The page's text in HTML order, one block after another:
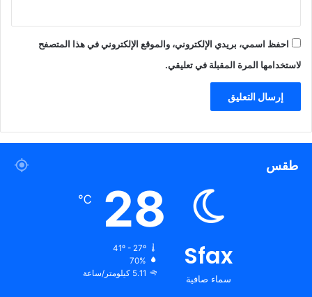
احفظ اسمي، بريدي الإلكتروني، والموقع الإلكتروني في هذا المتصفح
لاستخدامها المرة المقبلة في تعليقي.
طقس
Sfax
سماء صافية
28
℃
41º - 27º
70%
5.11 كيلومتر/ساعة